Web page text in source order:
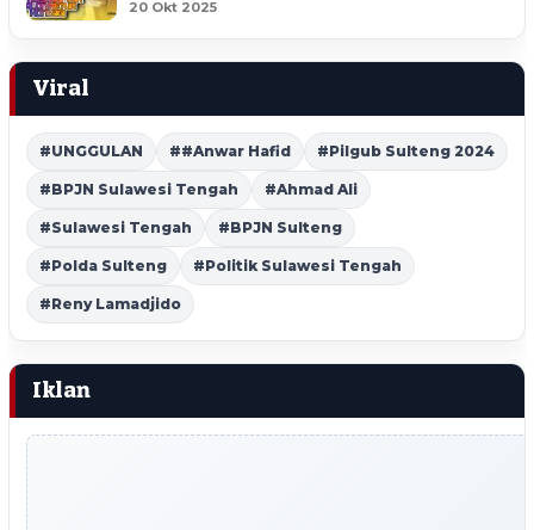
20 Okt 2025
Viral
#UNGGULAN ##Anwar Hafid #Pilgub Sulteng 2024
#BPJN Sulawesi Tengah #Ahmad Ali
#Sulawesi Tengah #BPJN Sulteng
#Polda Sulteng #Politik Sulawesi Tengah
#Reny Lamadjido
Iklan